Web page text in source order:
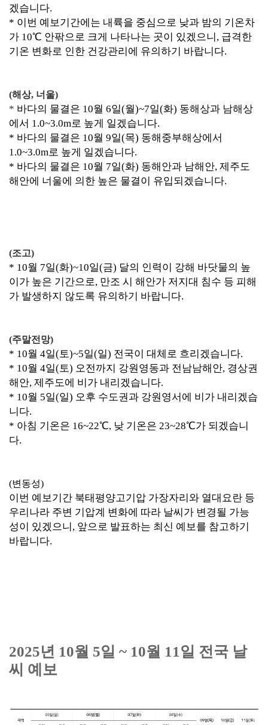
겠습니다.
* 이번 예보기간에는 내륙을 중심으로 낮과 밤의 기온차
가 10℃ 안팎으로 크게 나타나는 곳이 있겠으니, 급격한
기온 변화로 인한 건강관리에 유의하기 바랍니다.
(해상, 너울)
* 바다의 물결은 10월 6일(월)~7일(화) 동해상과 남해상
에서 1.0~3.0m로 높게 일겠습니다.
* 바다의 물결은 10월 9일(목) 동해중부해상에서
1.0~3.0m로 높게 일겠습니다.
* 바다의 물결은 10월 7일(화) 동해안과 남해안, 제주도
해안에 너울에 의한 높은 물결이 유입되겠습니다.
(조고)
* 10월 7일(화)~10일(금) 달의 인력이 강해 바닷물의 높
이가 높은 기간으로, 만조 시 해안가 저지대 침수 등 피해
가 발생하지 않도록 유의하기 바랍니다.
(주말전망)
* 10월 4일(토)~5일(일) 전국이 대체로 흐리겠습니다.
* 10월 4일(토) 오전까지 강원영동과 전남남해안, 경상권
해안, 제주도에 비가 내리겠습니다.
* 10월 5일(일) 오후 수도권과 강원영서에 비가 내리겠습
니다.
* 아침 기온은 16~22℃, 낮 기온은 23~28℃가 되겠습니
다.
(변동성)
이번 예보기간 북태평양고기압 가장자리와 열대요란 등
우리나라 주변 기압계 변화에 따라 날씨가 변경될 가능
성이 있겠으니, 앞으로 발표하는 최신 예보를 참고하기
바랍니다.
2025년 10월 5일 ~ 10월 11일 전국 날
씨 예보